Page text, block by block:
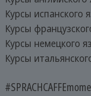
Курсы испанского
Курсы
Курсы немецкого
Курсы